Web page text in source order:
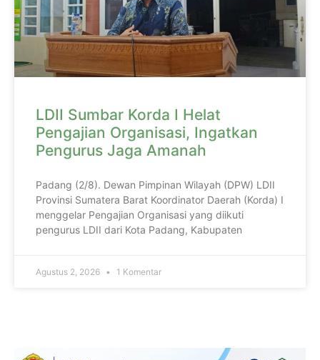
LDII Sumbar Korda I Helat
Pengajian Organisasi, Ingatkan
Pengurus Jaga Amanah
Padang (2/8). Dewan Pimpinan Wilayah (DPW) LDII
Provinsi Sumatera Barat Koordinator Daerah (Korda) I
menggelar Pengajian Organisasi yang diikuti
pengurus LDII dari Kota Padang, Kabupaten
Agustus 2, 2026 1 Komentar